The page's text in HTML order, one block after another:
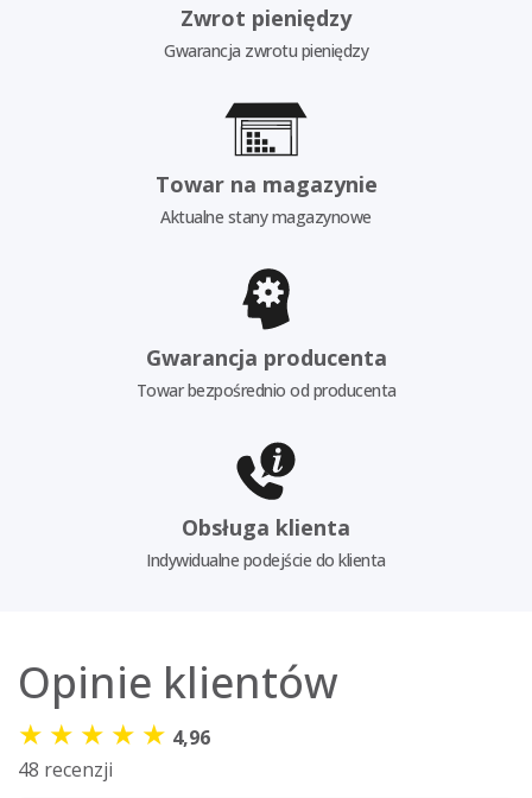
Zwrot pieniędzy
Gwarancja zwrotu pieniędzy
Towar na magazynie
Aktualne stany magazynowe
Gwarancja producenta
Towar bezpośrednio od producenta
Obsługa klienta
Indywidualne podejście do klienta
Opinie klientów
★ ★ ★ ★ ★ 4,96
48 recenzji